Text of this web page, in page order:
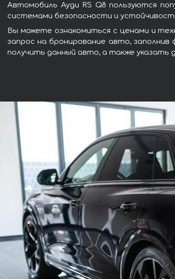
Автомобиль Ауди RS Q8 пользуются
системами безопасности и
Вы можете ознакомиться с ценами и
запрос на бронирование авто,
получить данный авто, а также